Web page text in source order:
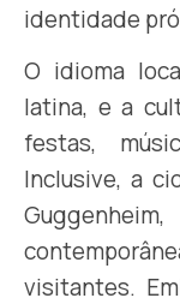
identidade
O idioma
latina, e a
festas,
Inclusive, a
visitantes.